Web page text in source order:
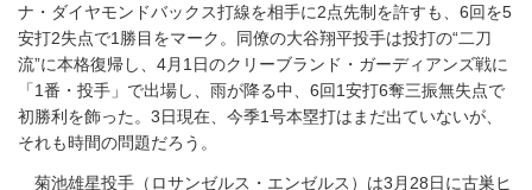
ナ・ダイヤモンドバックス打線を相手に2点先制を許すも、6回を5
安打2失点で1勝目をマーク。同僚の大谷翔平投手は投打の“二刀
流”に本格復帰し、4月1日のクリーブランド・ガーディアンズ戦に
「1番・投手」で出場し、雨が降る中、6回1安打6奪三振無失点で
初勝利を飾った。3日現在、今季1号本塁打はまだ出ていないが、
それも時間の問題だろう。
菊池雄星投手（ロサンゼルス・エンゼルス）は3月28日に古巣ヒ